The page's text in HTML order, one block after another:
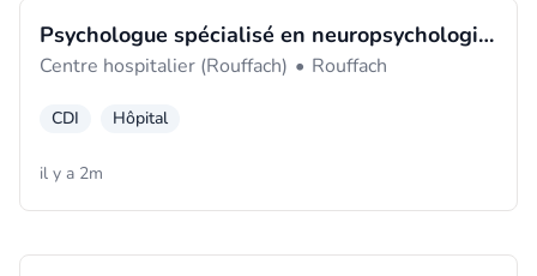
Psychologue spécialisé en neuropsychologie
- Psychologue du développement ou
Centre hospitalier (Rouffach) • Rouffach
CDI Hôpital
il y a 2m